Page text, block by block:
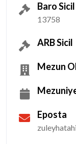
Baro Sicil
13758
ARB Sicil
Mezun
Eposta